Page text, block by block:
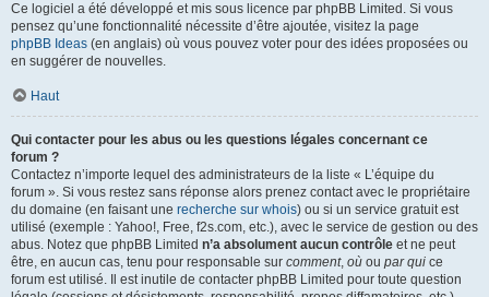
Ce logiciel a été développé et mis sous licence par phpBB Limited. Si vous
pensez qu’une fonctionnalité nécessite d’être ajoutée, visitez la page
phpBB Ideas (en anglais) où vous pouvez voter pour des idées proposées ou
en suggérer de nouvelles.
Haut
Qui contacter pour les abus ou les questions légales concernant ce
forum ?
Contactez n’importe lequel des administrateurs de la liste « L’équipe du
forum ». Si vous restez sans réponse alors prenez contact avec le propriétaire
du domaine (en faisant une recherche sur whois) ou si un service gratuit est
utilisé (exemple : Yahoo!, Free, f2s.com, etc.), avec le service de gestion ou des
abus. Notez que phpBB Limited n’a absolument aucun contrôle et ne peut
être, en aucun cas, tenu pour responsable sur comment, où ou par qui ce
forum est utilisé. Il est inutile de contacter phpBB Limited pour toute question